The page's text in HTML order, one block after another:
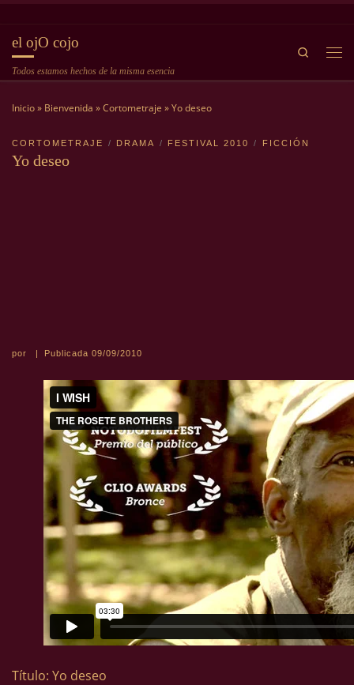
el ojO cojo
Todos estamos hechos de la misma esencia
Search
Inicio» Bienvenida »Cortometraje »Yo deseo
CORTOMETRAJE DRAMA FESTIVAL 2010 FICCIÓN
Yo deseo
por | Publicada 09/09/2010
Título: Yo deseo